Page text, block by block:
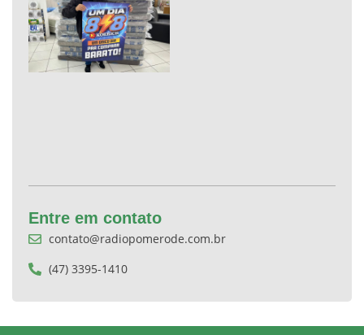
Entre em contato
contato@radiopomerode.com.br
(47) 3395-1410